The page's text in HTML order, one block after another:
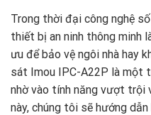
Trong thời đại công nghệ
thiết bị an ninh thông minh
ưu để bảo vệ ngôi nhà hay
sát Imou IPC-A22P là một
nhờ vào tính năng vượt trội
này, chúng tôi sẽ hướng